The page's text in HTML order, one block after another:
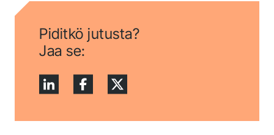
Piditkö jutusta?
Jaa se: